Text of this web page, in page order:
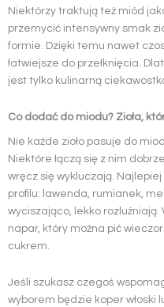
Niektórzy traktują też miód
przemycić intensywny smak
formie. Dzięki temu nawet
łatwiejsze do przełknięcia.
jest tylko kulinarną
Co dodać do miodu? Zioła,
Nie każde zioło pasuje do
Niektóre łączą się z nim
wręcz się wykluczają. Najlepiej
profilu: lawenda, rumianek,
wyciszająco, lekko rozluźniają.
napar, który można pić
cukrem.
Jeśli szukasz czegoś
wyborem będzie koper włoski